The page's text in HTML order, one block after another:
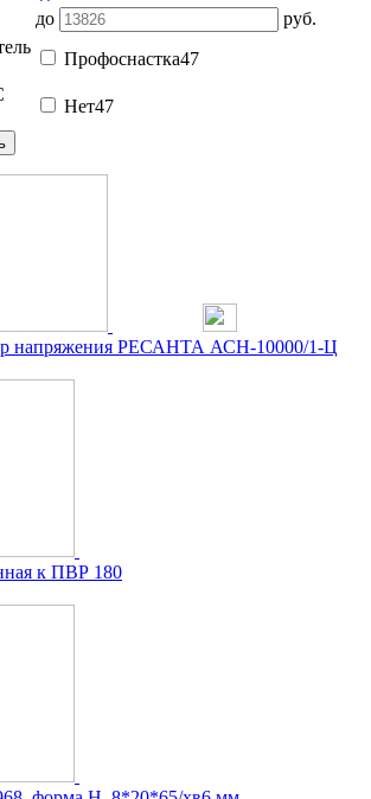
до
руб.
Профоснастка47
Нет47
напряжения РЕСАНТА АСН-10000/1-Ц
к ПВР 180